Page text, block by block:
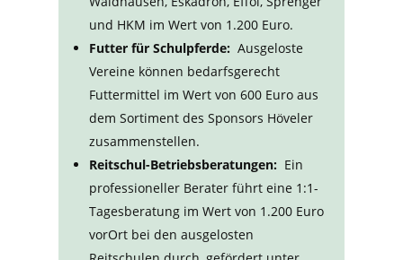
und HKM im Wert von 1.200 Euro.
Futter für Schulpferde: Ausgeloste
Vereine können bedarfsgerecht
Futtermittel im Wert von 600 Euro aus
dem Sortiment des Sponsors Höveler
zusammenstellen.
Reitschul-Betriebsberatungen: Ein
professioneller Berater führt eine 1:1-
Tagesberatung im Wert von 1.200 Euro
vorOrt bei den ausgelosten